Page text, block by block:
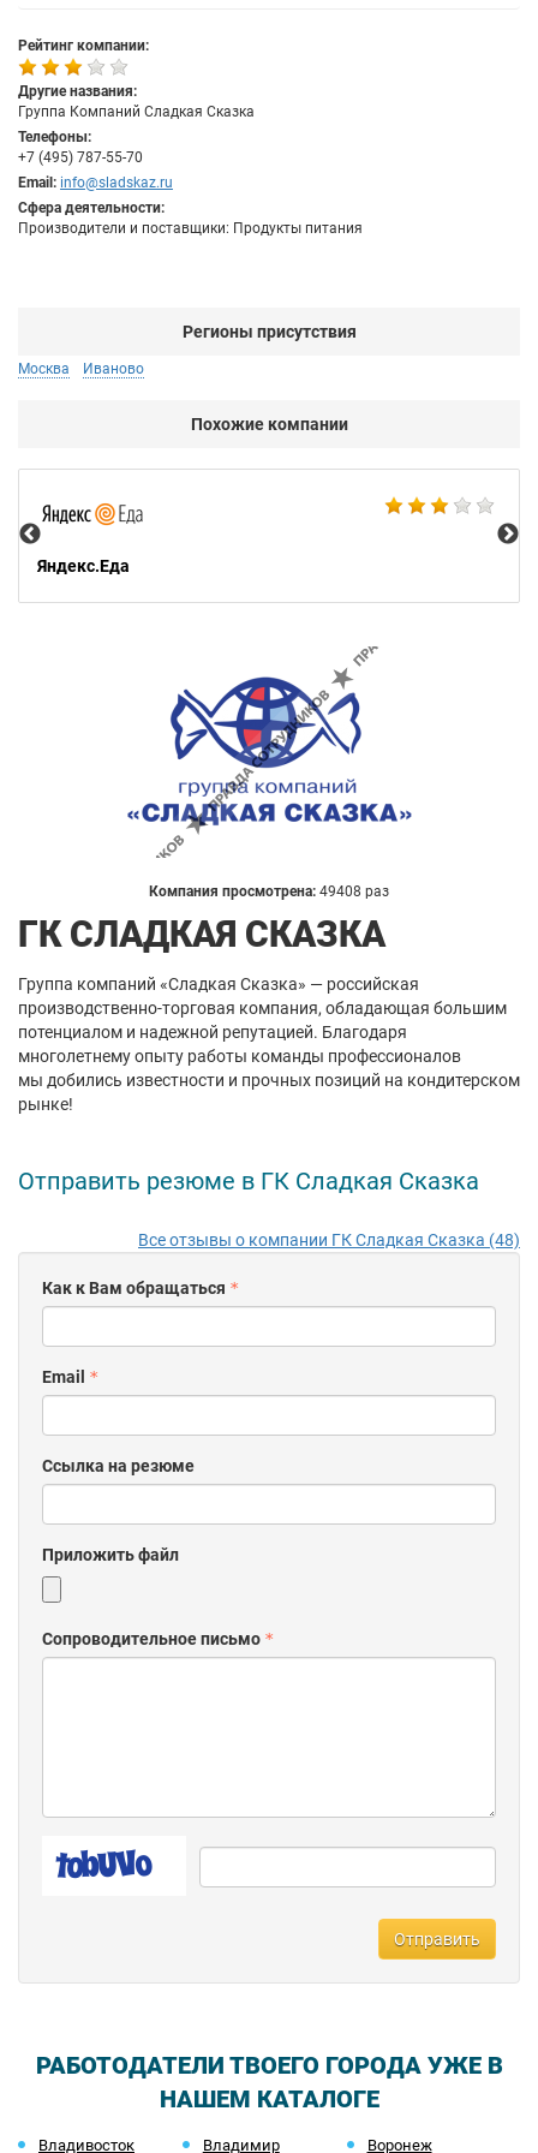
Рейтинг компании:
Другие названия:
Группа Компаний Сладкая Сказка
Телефоны:
+7 (495) 787-55-70
Email: info@sladskaz.ru
Сфера деятельности:
Производители и поставщики: Продукты питания
Регионы присутствия
Москва Иваново
Похожие компании
Яндекс.Еда
Компания просмотрена: 49408 раз
ГК СЛАДКАЯ СКАЗКА
Группа компаний «Сладкая Сказка» — российская
производственно-торговая компания, обладающая большим
потенциалом и надежной репутацией. Благодаря
многолетнему опыту работы команды профессионалов
мы добились известности и прочных позиций на кондитерском
рынке!
Отправить резюме в ГК Сладкая Сказка
Все отзывы о компании ГК Сладкая Сказка (48)
Как к Вам обращаться
Email
Ссылка на резюме
Приложить файл
Сопроводительное письмо
Отправить
РАБОТОДАТЕЛИ ТВОЕГО ГОРОДА УЖЕ В
НАШЕМ КАТАЛОГЕ
Владивосток Владимир Воронеж